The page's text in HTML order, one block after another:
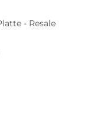
- Resale